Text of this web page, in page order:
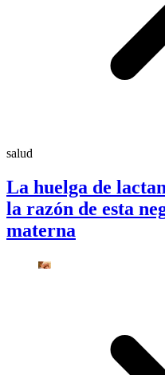
salud
La huelga de
la razón de esta
materna